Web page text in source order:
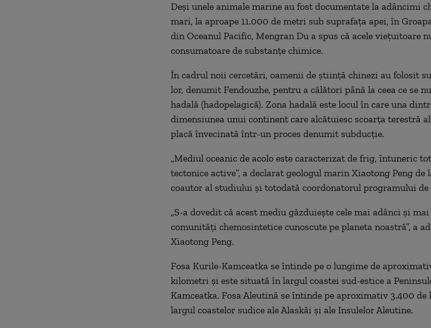
Deşi unele animale marine au fost documentate la adâncimi
mari, la aproape 11.000 de metri sub suprafaţa apei, în
din Oceanul Pacific, Mengran Du a spus că acele vieţuitoare
consumatoare de substanţe chimice.
În cadrul noii cercetări, oamenii de ştiinţă chinezi au folosit
lor, denumit Fendouzhe, pentru a călători până la ceea ce se
hadală (hadopelagică). Zona hadală este locul în care una
dimensiunea unui continent care alcătuiesc scoarţa terestră
placă învecinată într-un proces denumit subducţie.
„Mediul oceanic de acolo este caracterizat de frig, întuneric
tectonice active”, a declarat geologul marin Xiaotong Peng de
coautor al studiului şi totodată coordonatorul programului de
„S-a dovedit că acest mediu găzduieşte cele mai adânci şi
comunităţi chemosintetice cunoscute pe planeta noastră”, a
Xiaotong Peng.
Fosa Kurile-Kamceatka se întinde pe o lungime de
kilometri şi este situată în largul coastei sud-estice a
Kamceatka. Fosa Aleutină se întinde pe aproximativ 3.400
largul coastelor sudice ale Alaskăi şi ale Insulelor Aleutine.